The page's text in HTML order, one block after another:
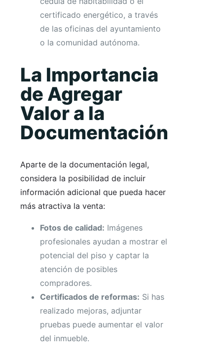
certificado energético, a través
de las oficinas del ayuntamiento
o la comunidad autónoma.
La Importancia
de Agregar
Valor a la
Documentación
Aparte de la documentación legal,
considera la posibilidad de incluir
información adicional que pueda hacer
más atractiva la venta:
Fotos de calidad: Imágenes
profesionales ayudan a mostrar el
potencial del piso y captar la
atención de posibles
compradores.
Certificados de reformas: Si has
realizado mejoras, adjuntar
pruebas puede aumentar el valor
del inmueble.